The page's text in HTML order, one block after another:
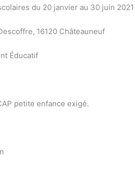
du 20 janvier au 30 juin 2021
16120 Châteauneuf
Éducatif
petite enfance exigé.